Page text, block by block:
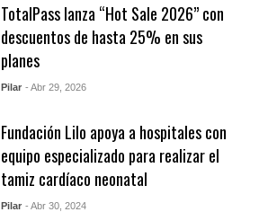
TotalPass lanza “Hot Sale 2026” con
descuentos de hasta 25% en sus
planes
Pilar - Abr 29, 2026
Fundación Lilo apoya a hospitales con
equipo especializado para realizar el
tamiz cardíaco neonatal
Pilar - Abr 30, 2024